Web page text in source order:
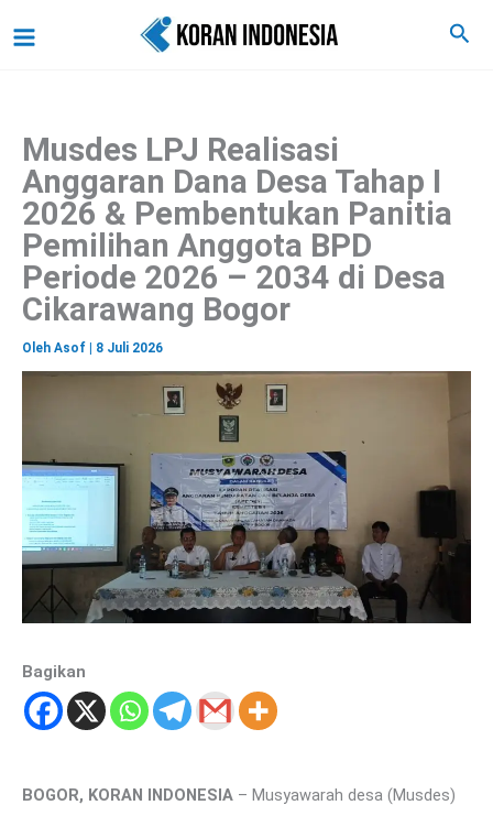
ke
Cari
Musdes LPJ Realisasi
Anggaran Dana Desa Tahap I
2026 & Pembentukan Panitia
Pemilihan Anggota BPD
Periode 2026 – 2034 di Desa
Cikarawang Bogor
Oleh Asof 8 Juli 2026
Bagikan
BOGOR, KORAN INDONESIA – Musyawarah desa (Musdes)
a